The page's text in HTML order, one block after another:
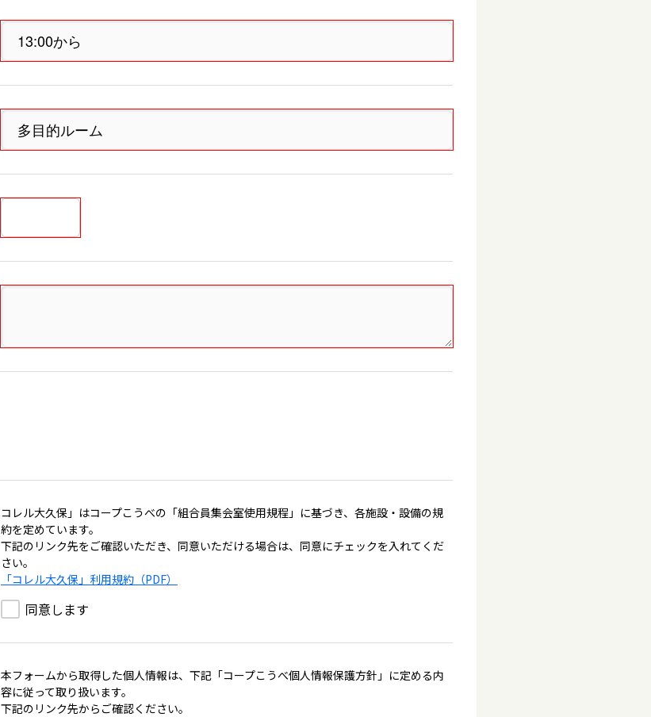
コレル大久保」はコープこうべの「組合員集会室使用規程」に基づき、各施設・設備の規
約を定めています。
下記のリンク先をご確認いただき、同意いただける場合は、同意にチェックを入れてくだ
さい。
「コレル大久保」利用規約（PDF）
同意します
本フォームから取得した個人情報は、下記「コープこうべ個人情報保護方針」に定める内
容に従って取り扱います。
下記のリンク先からご確認ください。